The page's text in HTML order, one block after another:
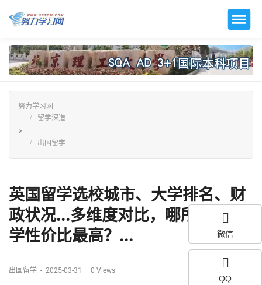
努力学习网
留学深造
>
出国留学
英国留学选校城市、大学排名、财
政状况...多维度对比，哪所英国大
学性价比最高？...
出国留学 - 2025-03-31 0 Views
微信
QQ